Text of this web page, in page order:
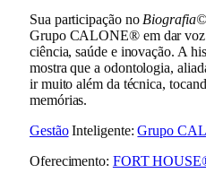
Sua participação no Biografia©
Grupo CALONE® em dar voz
ciência, saúde e inovação. A
mostra que a odontologia,
ir muito além da técnica,
memórias.
GestãoInteligente:Grupo
Oferecimento: FORT